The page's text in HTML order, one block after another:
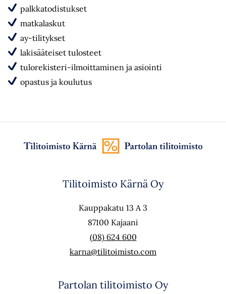
palkkatodistukset
matkalaskut
ay-tilitykset
lakisääteiset tulosteet
tulorekisteri-ilmoittaminen ja asiointi
opastus ja koulutus
Tilitoimisto Kärnä Oy
Kauppakatu 13 A 3
87100 Kajaani
(08) 624 600
karna@tilitoimisto.com
Partolan tilitoimisto Oy